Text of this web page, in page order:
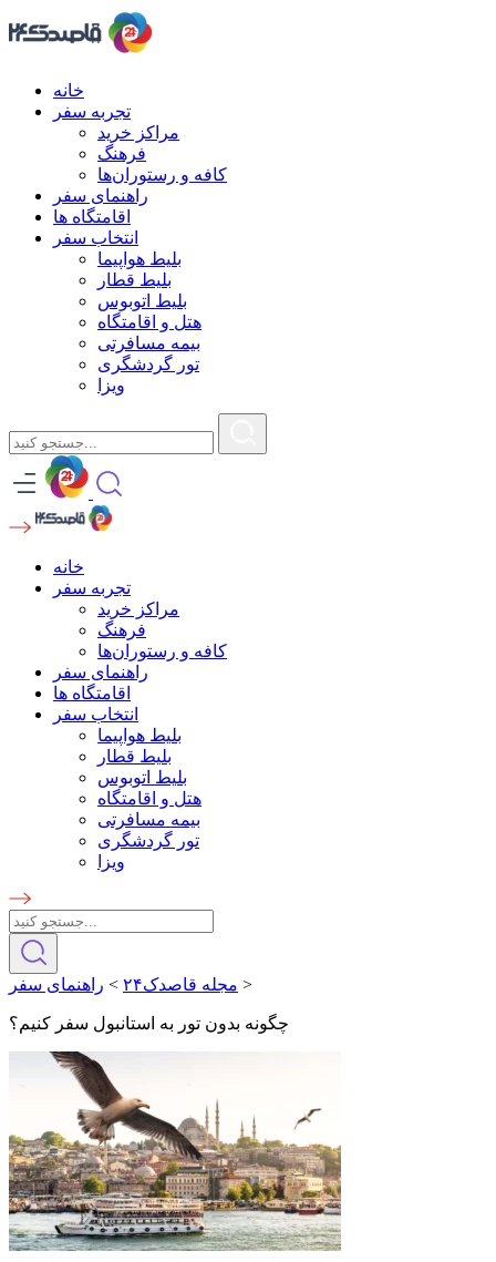
خانه
تجربه سفر
مراکز خرید
فرهنگ
کافه و رستوران‌ها
راهنمای سفر
اقامتگاه ها
انتخاب سفر
بلیط هواپیما
بلیط قطار
بلیط اتوبوس
هتل و اقامتگاه
بیمه مسافرتی
تور گردشگری
ویزا
خانه
تجربه سفر
مراکز خرید
فرهنگ
کافه و رستوران‌ها
راهنمای سفر
اقامتگاه ها
انتخاب سفر
بلیط هواپیما
بلیط قطار
بلیط اتوبوس
هتل و اقامتگاه
بیمه مسافرتی
تور گردشگری
ویزا
مجله قاصدک۲۴ > راهنمای سفر >
چگونه بدون تور به استانبول سفر کنیم؟